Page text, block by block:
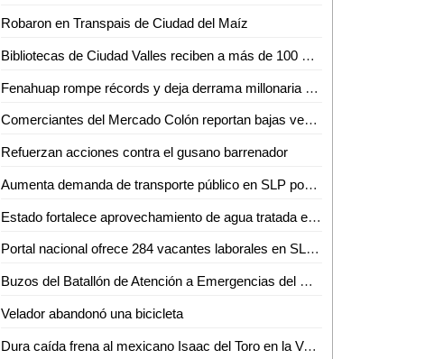
Robaron en Transpais de Ciudad del Maíz
Bibliotecas de Ciudad Valles reciben a más de 100 niños en sus talleres de primavera
Fenahuap rompe récords y deja derrama millonaria en Ciudad Valles: David Medina
Comerciantes del Mercado Colón reportan bajas ventas
Refuerzan acciones contra el gusano barrenador
Aumenta demanda de transporte público en SLP por Semana Santa y Pascua
Estado fortalece aprovechamiento de agua tratada en Villa de Reyes
Portal nacional ofrece 284 vacantes laborales en SLP, la mayoría en la capital
Buzos del Batallón de Atención a Emergencias del Ejército Mexicano rescatan a un minero en el municipio de El Rosario, Sin.
Velador abandonó una bicicleta
Dura caída frena al mexicano Isaac del Toro en la Vuelta al País Vasco